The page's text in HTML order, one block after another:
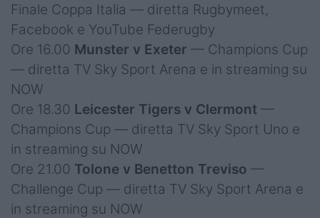
Finale Coppa Italia — diretta Rugbymeet,
Facebook e YouTube Federugby
Ore 16.00 Munster v Exeter — Champions Cup
— diretta TV Sky Sport Arena e in streaming su
NOW
Ore 18.30 Leicester Tigers v Clermont —
Champions Cup — diretta TV Sky Sport Uno e
in streaming su NOW
Ore 21.00 Tolone v Benetton Treviso —
Challenge Cup — diretta TV Sky Sport Arena e
in streaming su NOW